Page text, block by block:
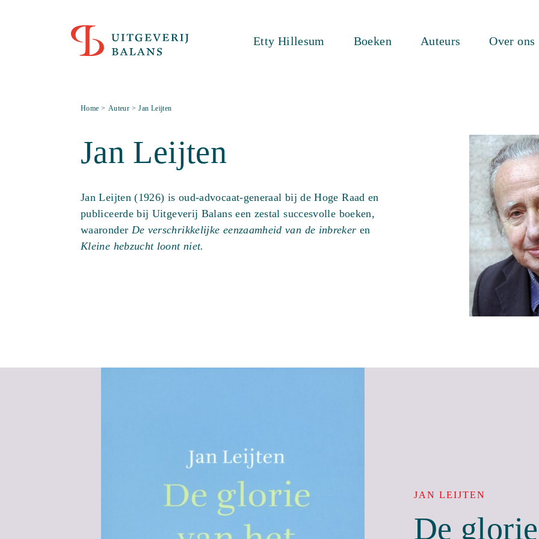
Etty Hillesum Boeken Auteurs Over ons
Home > Auteur > Jan Leijten
Jan Leijten
Jan Leijten (1926) is oud-advocaat-generaal bij de Hoge Raad en
publiceerde bij Uitgeverij Balans een zestal succesvolle boeken,
waaronder De verschrikkelijke eenzaamheid van de inbreker en
Kleine hebzucht loont niet.
JAN LEIJTEN
De